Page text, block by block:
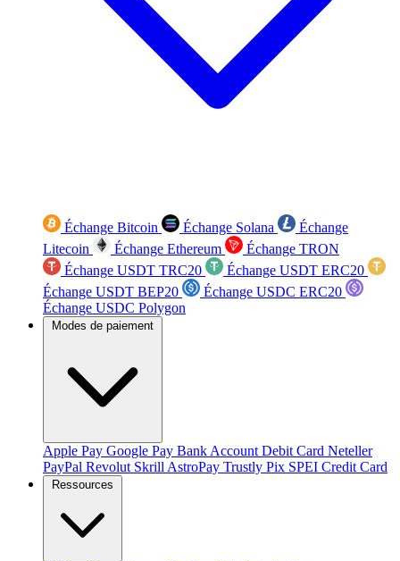
Échange Bitcoin Échange Solana
Échange
Litecoin
Échange Ethereum
Échange TRON
Échange USDT TRC20
Échange USDT ERC20
Échange USDT BEP20
Échange USDC ERC20
Échange USDC Polygon
Modes de paiement
Apple Pay Google Pay Bank Account Debit Card Neteller
PayPal Revolut Skrill AstroPay Trustly Pix SPEI Credit Card
Ressources